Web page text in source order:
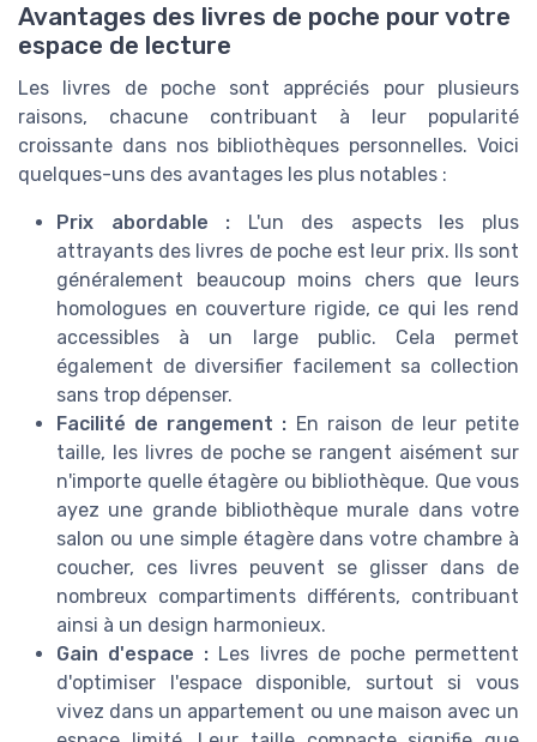
Avantages des livres de poche pour votre
espace de lecture
Les livres de poche sont appréciés pour plusieurs
raisons, chacune contribuant à leur popularité
croissante dans nos bibliothèques personnelles. Voici
quelques-uns des avantages les plus notables :
Prix abordable : L'un des aspects les plus
attrayants des livres de poche est leur prix. Ils sont
généralement beaucoup moins chers que leurs
homologues en couverture rigide, ce qui les rend
accessibles à un large public. Cela permet
également de diversifier facilement sa collection
sans trop dépenser.
Facilité de rangement : En raison de leur petite
taille, les livres de poche se rangent aisément sur
n'importe quelle étagère ou bibliothèque. Que vous
ayez une grande bibliothèque murale dans votre
salon ou une simple étagère dans votre chambre à
coucher, ces livres peuvent se glisser dans de
nombreux compartiments différents, contribuant
ainsi à un design harmonieux.
Gain d'espace : Les livres de poche permettent
d'optimiser l'espace disponible, surtout si vous
vivez dans un appartement ou une maison avec un